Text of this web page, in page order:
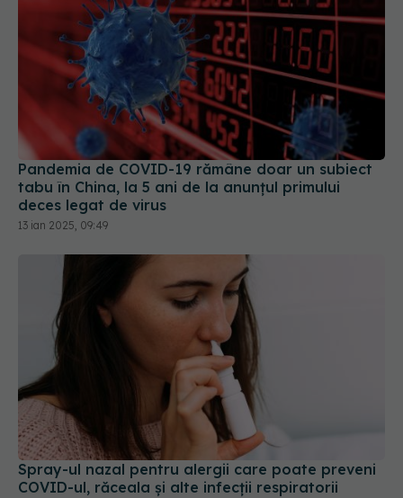
Pandemia de COVID-19 rămâne doar un subiect
tabu în China, la 5 ani de la anunțul primului
deces legat de virus
13 ian 2025, 09:49
Spray-ul nazal pentru alergii care poate preveni
COVID-ul, răceala și alte infecții respiratorii